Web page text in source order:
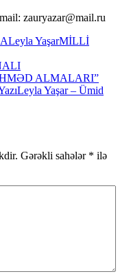
zauryazar@mail.ru
Leyla YaşarMİLLİ
ALMALARI”
Leyla Yaşar – Ümid
Gərəkli sahələr * ilə